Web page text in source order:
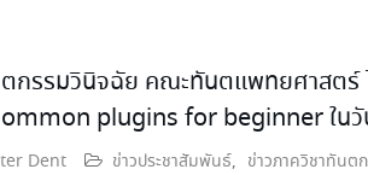
กรรมวินิจฉัย คณะทันตแพทยศาสตร์
plugins for beginner ใน
Dent ข่าวประชาสัมพันธ์, ข่าวภาควิชาทันต